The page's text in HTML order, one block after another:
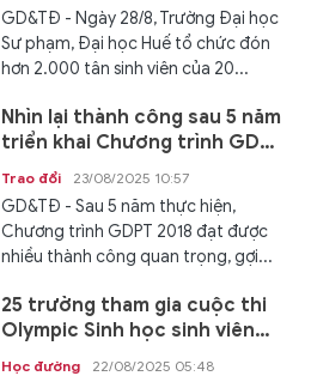
GD&TĐ - Ngày 28/8, Trường Đại học
Sư phạm, Đại học Huế tổ chức đón
hơn 2.000 tân sinh viên của 20...
Nhìn lại thành công sau 5 năm
triển khai Chương trình GD
phổ thông 2018
Trao đổi 23/08/2025 10:57
GD&TĐ - Sau 5 năm thực hiện,
Chương trình GDPT 2018 đạt được
nhiều thành công quan trọng, gợi...
25 trường tham gia cuộc thi
Olympic Sinh học sinh viên
toàn quốc
Học đường 22/08/2025 05:48